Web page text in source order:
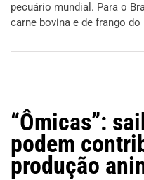
pecuário mundial. Para o
carne bovina e de frango do
“Ômicas”:
podem
produção